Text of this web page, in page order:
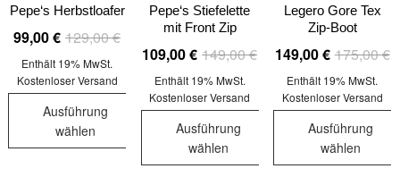
auf.
Die
können
auf
der
Produktseite
auf.
Die
Optionen
können
auf
Produktseite
gewählt
auf.
Die
Optionen
können
auf
gewählt
Pepe‘s Herbstloafer
129,00€Ursprünglicher
Preis
129,00 €
99,00€
Aktueller
Preis
99,00 €.
Enthält 19% MwSt.
Kostenloser Versand
Ausführung
wählen
Pepe‘s Stiefelette
mit Front Zip
149,00€Ursprünglicher
149,00 €
109,00€
Aktueller
109,00 €.
Enthält 19% MwSt.
Kostenloser Versand
Ausführung
wählen
Legero Gore Tex
Zip-Boot
175,00€
149,00€
Enthält 19% MwSt.
Kostenloser Versand
Ausführung
wählen